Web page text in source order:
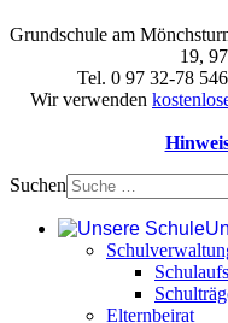
Grundschule am
19,
Tel. 0 97 32-78
Wir verwenden
Suchen
Elternbeirat